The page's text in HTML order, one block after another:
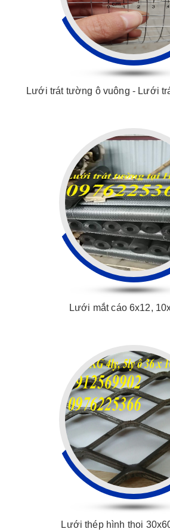
Lưới trát tường ô vuông - Lưới
Lưới mắt cáo 6x12,
Lưới thép hình thoi